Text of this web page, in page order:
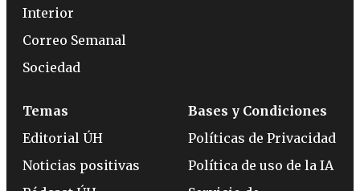
Interior
Correo Semanal
Sociedad
Temas
Editorial ÚH
Noticias positivas
Bases y Condiciones
Políticas de Privacidad
Política de uso de la IA